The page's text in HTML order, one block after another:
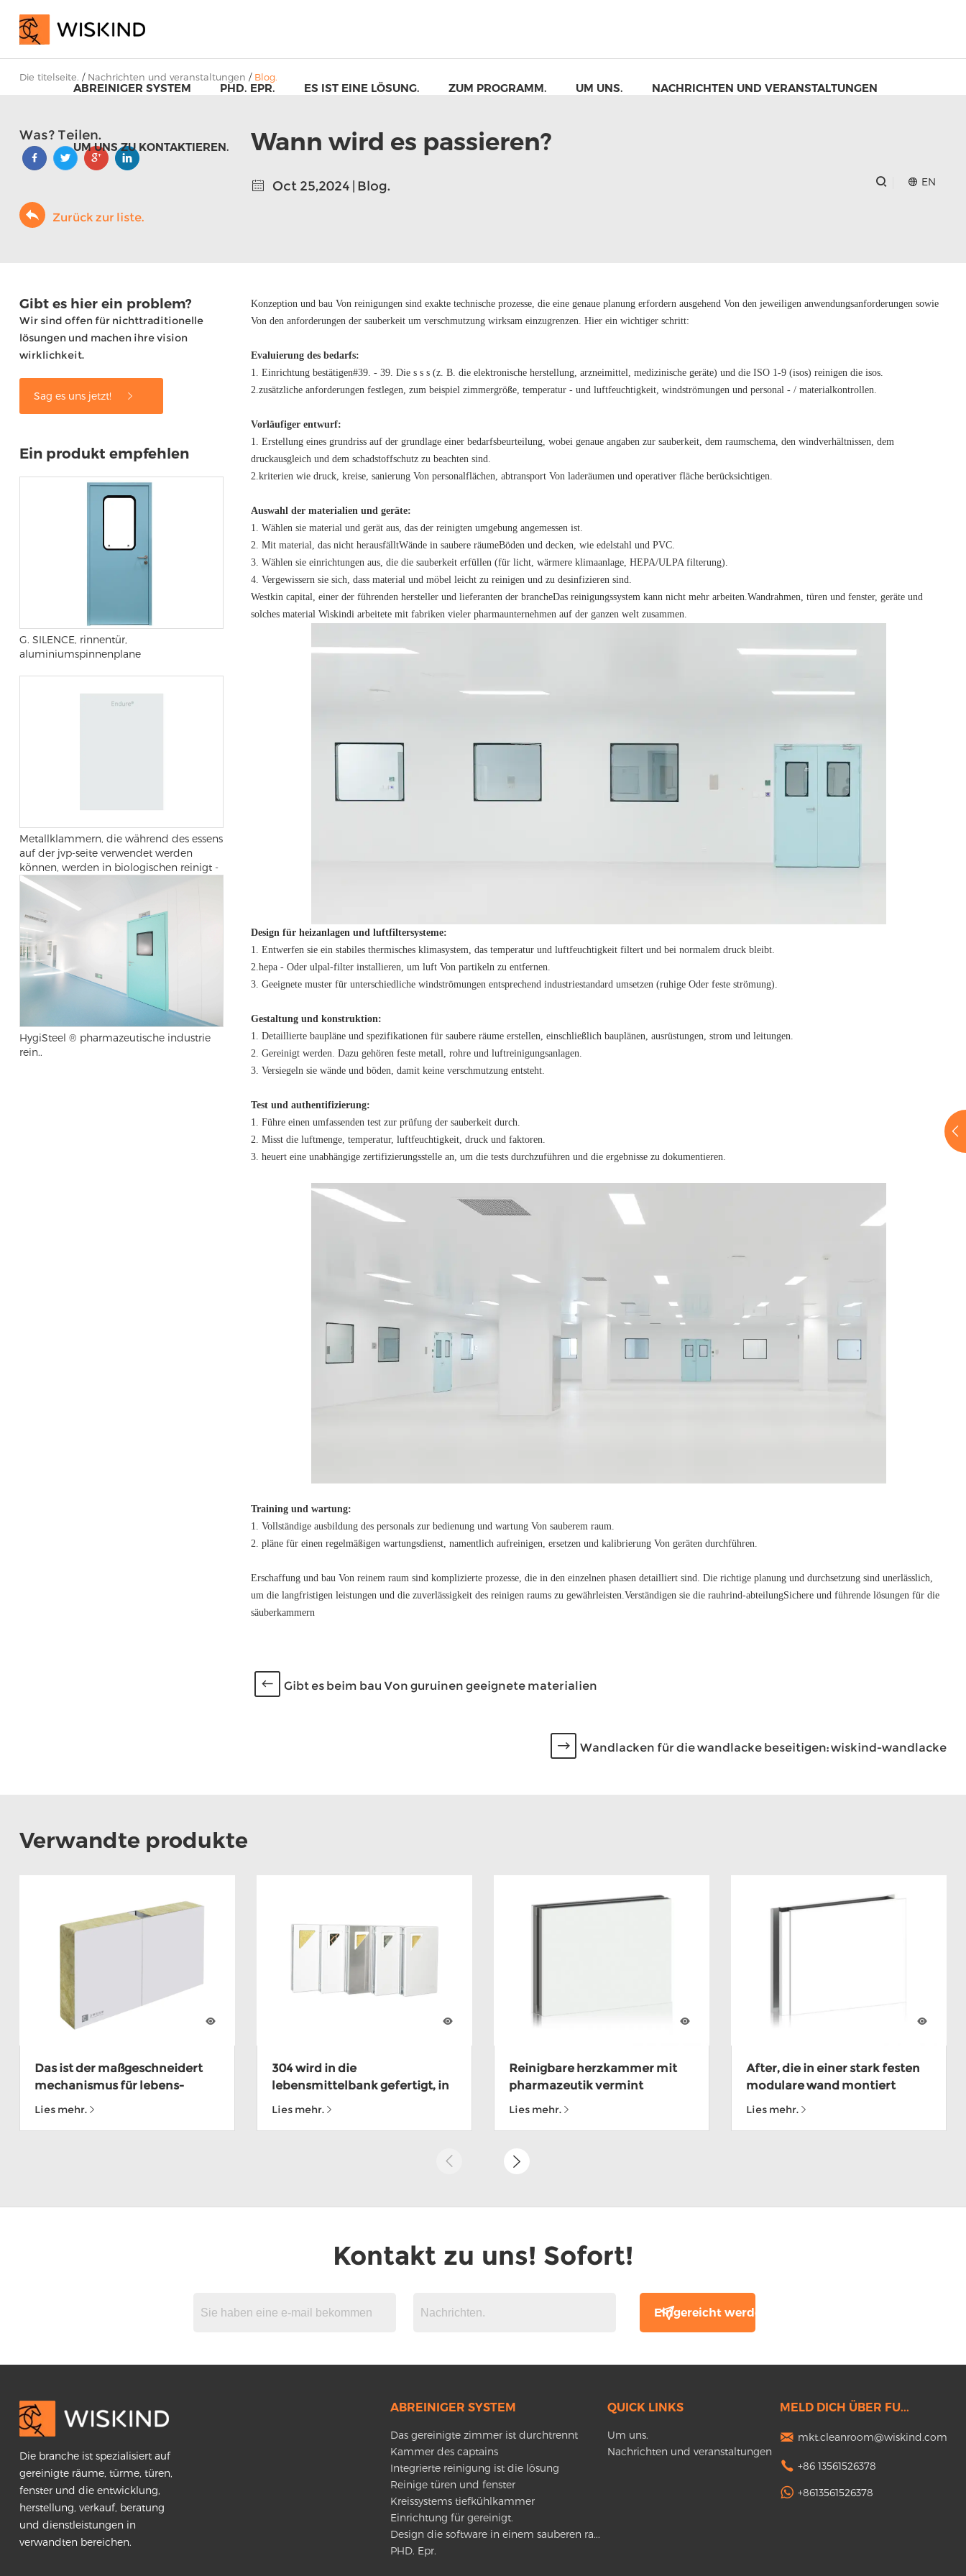
ABREINIGER SYSTEM PHD. EPR. ES IST EINE LÖSUNG. ZUM PROGRAMM. UM UNS. NACHRICHTEN UND VERANSTALTUNGEN
UM UNS ZU KONTAKTIEREN.
EN
Die titelseite. / Nachrichten und veranstaltungen / Blog.
Wann wird es passieren?
Oct 25,2024 | Blog.
Was? Teilen.
Zurück zur liste.
Gibt es hier ein problem?
Wir sind offen für nichttraditionelle
lösungen und machen ihre vision
wirklichkeit.
Sag es uns jetzt!
Ein produkt empfehlen
G. SILENCE, rinnentür,
aluminiumspinnenplane
Metallklammern, die während des essens
auf der jvp-seite verwendet werden
können, werden in biologischen reinigt -
und operationssälen verwendet
HygiSteel ® pharmazeutische industrie
rein..
Konzeption und bau Von reinigungen sind exakte technische prozesse, die eine genaue planung erfordern ausgehend Von den jeweiligen anwendungsanforderungen sowie
Von den anforderungen der sauberkeit um verschmutzung wirksam einzugrenzen. Hier ein wichtiger schritt:
Evaluierung des bedarfs:
1. Einrichtung bestätigen#39. - 39. Die s s s (z. B. die elektronische herstellung, arzneimittel, medizinische geräte) und die ISO 1-9 (isos) reinigen die isos.
2.zusätzliche anforderungen festlegen, zum beispiel zimmergröße, temperatur - und luftfeuchtigkeit, windströmungen und personal - / materialkontrollen.
Vorläufiger entwurf:
1. Erstellung eines grundriss auf der grundlage einer bedarfsbeurteilung, wobei genaue angaben zur sauberkeit, dem raumschema, den windverhältnissen, dem
druckausgleich und dem schadstoffschutz zu beachten sind.
2.kriterien wie druck, kreise, sanierung Von personalflächen, abtransport Von laderäumen und operativer fläche berücksichtigen.
Auswahl der materialien und geräte:
1. Wählen sie material und gerät aus, das der reinigten umgebung angemessen ist.
2. Mit material, das nicht herausfälltWände in saubere räumeBöden und decken, wie edelstahl und PVC.
3. Wählen sie einrichtungen aus, die die sauberkeit erfüllen (für licht, wärmere klimaanlage, HEPA/ULPA filterung).
4. Vergewissern sie sich, dass material und möbel leicht zu reinigen und zu desinfizieren sind.
Westkin capital, einer der führenden hersteller und lieferanten der brancheDas reinigungssystem kann nicht mehr arbeiten.Wandrahmen, türen und fenster, geräte und
solches material Wiskindi arbeitete mit fabriken vieler pharmaunternehmen auf der ganzen welt zusammen.
Design für heizanlagen und luftfiltersysteme:
1. Entwerfen sie ein stabiles thermisches klimasystem, das temperatur und luftfeuchtigkeit filtert und bei normalem druck bleibt.
2.hepa - Oder ulpal-filter installieren, um luft Von partikeln zu entfernen.
3. Geeignete muster für unterschiedliche windströmungen entsprechend industriestandard umsetzen (ruhige Oder feste strömung).
Gestaltung und konstruktion:
1. Detaillierte baupläne und spezifikationen für saubere räume erstellen, einschließlich bauplänen, ausrüstungen, strom und leitungen.
2. Gereinigt werden. Dazu gehören feste metall, rohre und luftreinigungsanlagen.
3. Versiegeln sie wände und böden, damit keine verschmutzung entsteht.
Test und authentifizierung:
1. Führe einen umfassenden test zur prüfung der sauberkeit durch.
2. Misst die luftmenge, temperatur, luftfeuchtigkeit, druck und faktoren.
3. heuert eine unabhängige zertifizierungsstelle an, um die tests durchzuführen und die ergebnisse zu dokumentieren.
Training und wartung:
1. Vollständige ausbildung des personals zur bedienung und wartung Von sauberem raum.
2. pläne für einen regelmäßigen wartungsdienst, namentlich aufreinigen, ersetzen und kalibrierung Von geräten durchführen.
Erschaffung und bau Von reinem raum sind komplizierte prozesse, die in den einzelnen phasen detailliert sind. Die richtige planung und durchsetzung sind unerlässlich,
um die langfristigen leistungen und die zuverlässigkeit des reinigen raums zu gewährleisten.Verständigen sie die rauhrind-abteilungSichere und führende lösungen für die
säuberkammern
Gibt es beim bau Von guruinen geeignete materialien
Wandlacken für die wandlacke beseitigen: wiskind-wandlacke
Verwandte produkte
Das ist der maßgeschneidert
mechanismus für lebens-
mittel für PPGI lokowic
Lies mehr.
304 wird in die
lebensmittelbank gefertigt, in
stählerrahmen, die über die
Lies mehr.
Reinigbare herzkammer mit
pharmazeutik vermint
Lies mehr.
After, die in einer stark festen
modulare wand montiert
Lies mehr.
Kontakt zu uns! Sofort!
Die branche ist spezialisiert auf
gereinigte räume, türme, türen,
fenster und die entwicklung,
herstellung, verkauf, beratung
und dienstleistungen in
verwandten bereichen.
ABREINIGER SYSTEM
Das gereinigte zimmer ist durchtrennt
Kammer des captains
Integrierte reinigung ist die lösung
Reinige türen und fenster
Kreissystems tiefkühlkammer
Einrichtung für gereinigt.
Design die software in einem sauberen ra...
PHD. Epr.
QUICK LINKS
Um uns.
Nachrichten und veranstaltungen
MELD DICH ÜBER FU...
mkt.cleanroom@wiskind.com
+86 13561526378
+8613561526378